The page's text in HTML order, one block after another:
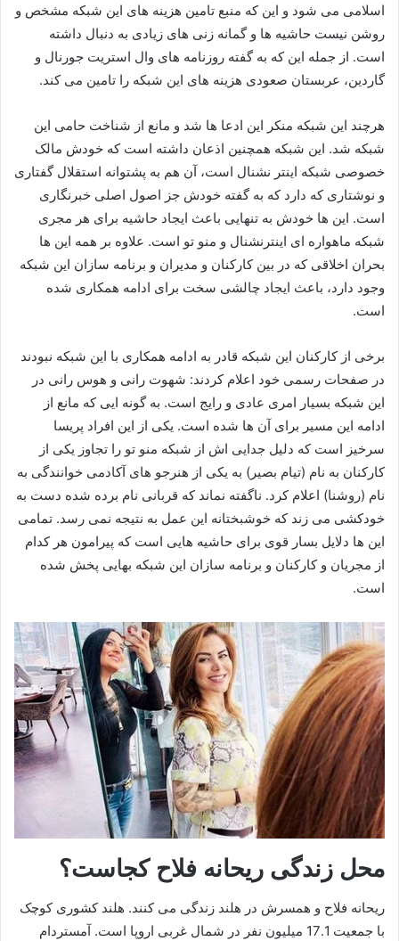
اسلامی می شود و این که منبع تامین هزینه های این شبکه مشخص و
روشن نیست حاشیه ها و گمانه زنی های زیادی به دنبال داشته
است. از جمله این که به گفته روزنامه های وال استریت جورنال و
گاردین، عربستان صعودی هزینه های این شبکه را تامین می کند.
هرچند این شبکه منکر این ادعا ها شد و مانع از شناخت حامی این
شبکه شد. این شبکه همچنین اذعان داشته است که خودش مالک
خصوصی شبکه اینتر نشنال است، آن هم به پشتوانه استقلال گفتاری
و نوشتاری که دارد که به گفته خودش جز اصول اصلی خبرنگاری
است. این ها خودش به تنهایی باعث ایجاد حاشیه برای هر مجری
شبکه ماهواره ای اینترنشنال و منو تو است. علاوه بر همه این ها
بحران اخلاقی که در بین کارکنان و مدیران و برنامه سازان این شبکه
وجود دارد، باعث ایجاد چالشی سخت برای ادامه همکاری شده
است.
برخی از کارکنان این شبکه قادر به ادامه همکاری با این شبکه نبودند
در صفحات رسمی خود اعلام کردند: شهوت رانی و هوس رانی در
این شبکه بسیار امری عادی و رایج است. به گونه ایی که مانع از
ادامه این مسیر برای آن ها شده است. یکی از این افراد پریسا
سرخیز است که دلیل جدایی اش از شبکه منو تو را تجاوز یکی از
کارکنان به نام (تیام بصیر) به یکی از هنرجو های آکادمی خوانندگی به
نام (روشنا) اعلام کرد. ناگفته نماند که قربانی نام برده شده دست به
خودکشی می زند که خوشبختانه این عمل به نتیجه نمی رسد. تمامی
این ها دلایل بسار قوی برای حاشیه هایی است که پیرامون هر کدام
از مجریان و کارکنان و برنامه سازان این شبکه بهایی پخش شده
است.
محل زندگی ریحانه فلاح کجاست؟
ریحانه فلاح و همسرش در هلند زندگی می کنند. هلند کشوری کوچک
با جمعیت 17.1 میلیون نفر در شمال غربی اروپا است. آمستردام